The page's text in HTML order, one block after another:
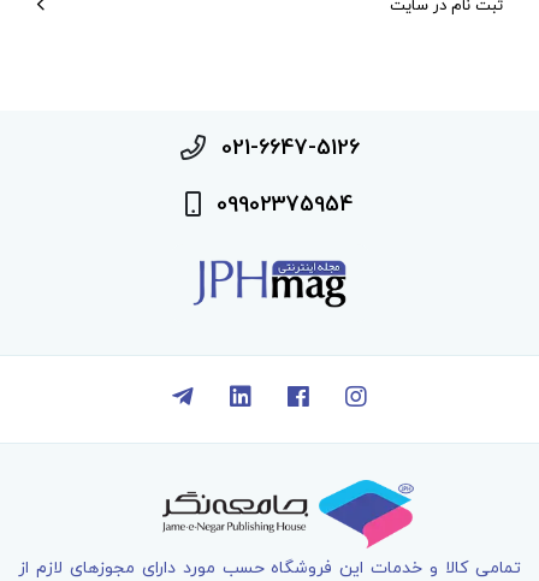
021-6647-5126
09902375954
تمامی کالا و خدمات اين فروشگاه حسب مورد دارای مجوزهای لازم از